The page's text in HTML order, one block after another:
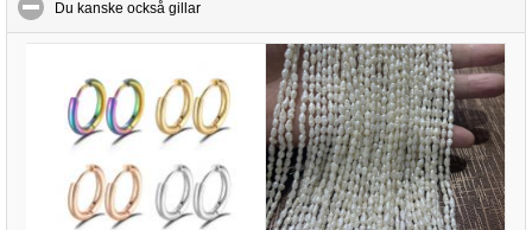
Du kanske också gillar